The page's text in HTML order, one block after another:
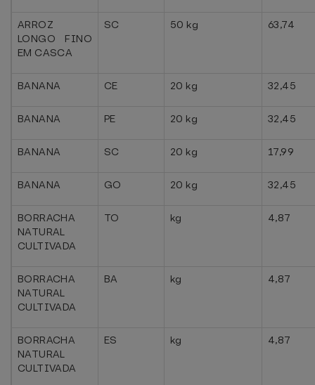
ARROZ
LONGO FINO
EM CASCA
SC 50 kg 63,74
BANANA CE 20 kg 32,45
BANANA PE 20 kg 32,45
BANANA SC 20 kg 17,99
BANANA GO 20 kg 32,45
BORRACHA
NATURAL
CULTIVADA
TO kg 4,87
BORRACHA
NATURAL
CULTIVADA
BA kg 4,87
BORRACHA
NATURAL
CULTIVADA
ES kg 4,87